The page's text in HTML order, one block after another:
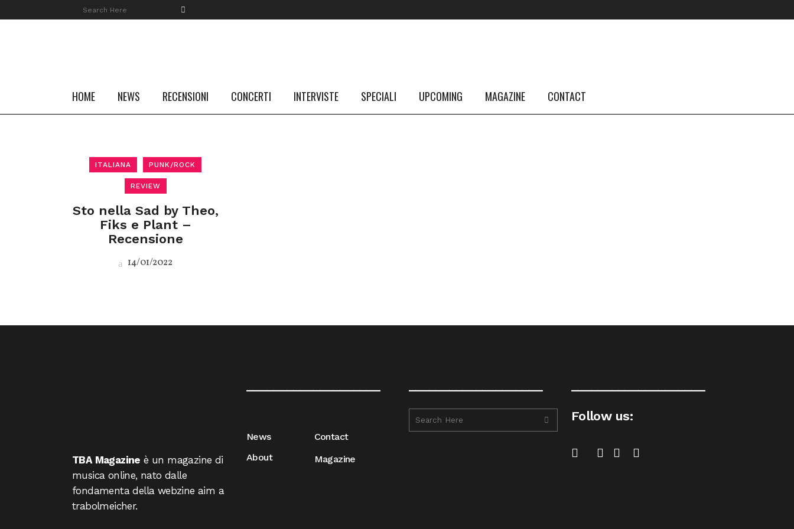
HOME NEWS RECENSIONI CONCERTI INTERVISTE SPECIALI UPCOMING MAGAZINE CONTACT
ITALIANA PUNK/ROCK
REVIEW
Sto nella Sad by Theo,
Fiks e Plant –
Recensione
14/01/2022
FOLLOW US #TBA
INSTAGRAM FEED
TBA Magazine è un magazine di
musica online, nato dalle
fondamenta della webzine aim a
trabolmeicher.
News
About
Contact
Magazine
Follow us: